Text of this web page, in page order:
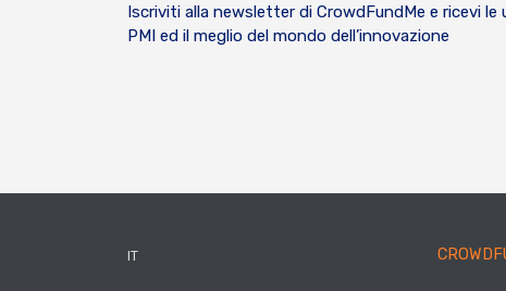
Iscriviti alla newsletter di CrowdFundMe e ricevi
PMI ed il meglio del mondo dell’innovazione
IT